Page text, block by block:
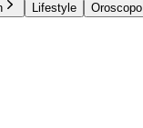
Lifestyle Oroscopo